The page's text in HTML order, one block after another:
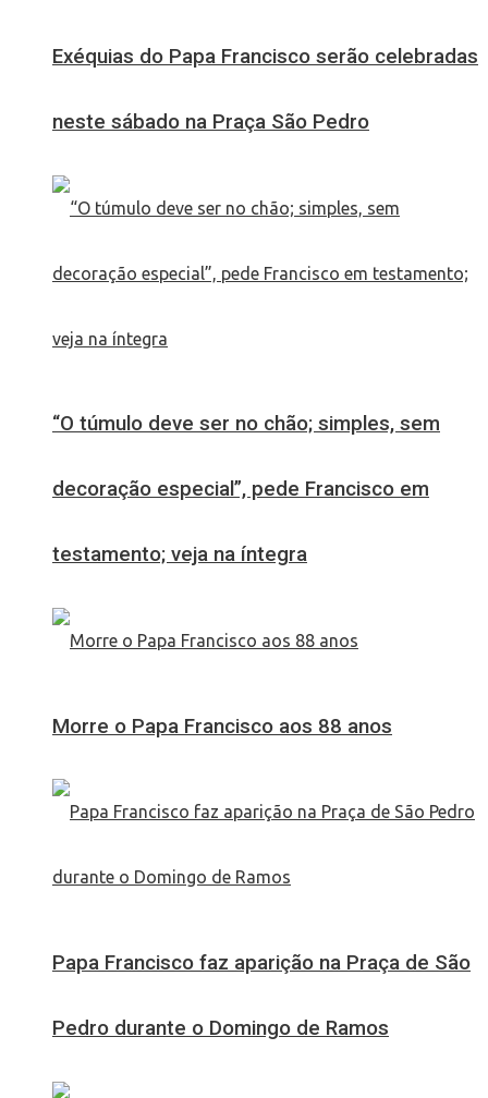
Exéquias do Papa Francisco serão celebradas
neste sábado na Praça São Pedro
“O túmulo deve ser no chão; simples, sem
decoração especial”, pede Francisco em
testamento; veja na íntegra
Morre o Papa Francisco aos 88 anos
Papa Francisco faz aparição na Praça de São
Pedro durante o Domingo de Ramos